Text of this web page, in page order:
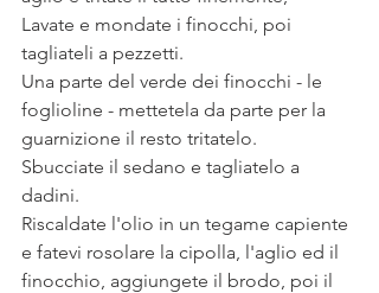
Lavate e mondate i finocchi, poi
tagliateli a pezzetti.
Una parte del verde dei finocchi - le
foglioline - mettetela da parte per la
guarnizione il resto tritatelo.
Sbucciate il sedano e tagliatelo a
dadini.
Riscaldate l'olio in un tegame capiente
e fatevi rosolare la cipolla, l'aglio ed il
finocchio, aggiungete il brodo, poi il